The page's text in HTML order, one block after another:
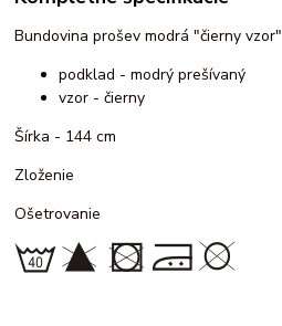
Bundovina prošev modrá "čierny vzor"
podklad - modrý prešívaný
vzor - čierny
Šírka - 144 cm
Zloženie
Ošetrovanie